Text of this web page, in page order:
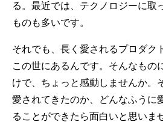
る。最近では、テクノロジーに取
ものも多いです。
それでも、長く愛されるプロダク
この世にあるんです。そんなもの
けで、ちょっと感動しませんか。
愛されてきたのか、どんなふうに
ることができたら面白いと思いま